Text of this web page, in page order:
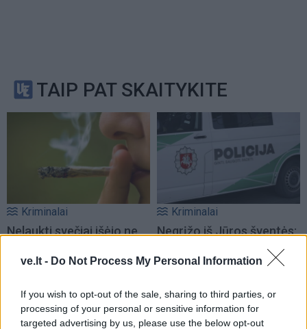
ve.lt - Do Not Process My Personal Information
If you wish to opt-out of the sale, sharing to third parties, or
processing of your personal or sensitive information for
targeted advertising by us, please use the below opt-out
TAIP PAT SKAITYKITE
Kriminalai
Nelaukti svečiai išėjo ne
nakties tamsą išsivedė ir
Kriminalai
Negrįžo iš Jūros šventės:
savaites